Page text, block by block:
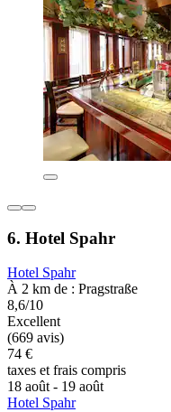
6. Hotel Spahr
Hotel Spahr
À 2 km de : Pragstraße
8,6/10
Excellent
(669 avis)
74 €
taxes et frais compris
18 août - 19 août
Hotel Spahr